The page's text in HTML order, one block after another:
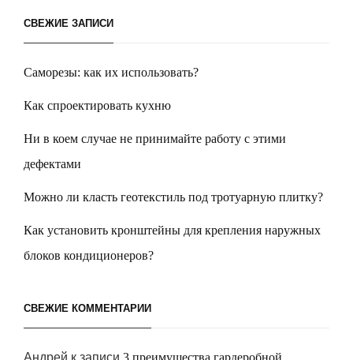
СВЕЖИЕ ЗАПИСИ
Саморезы: как их использовать?
Как спроектировать кухню
Ни в коем случае не принимайте работу с этими
дефектами
Можно ли класть геотекстиль под тротуарную плитку?
Как установить кронштейны для крепления наружных
блоков кондиционеров?
СВЕЖИЕ КОММЕНТАРИИ
Андрей к записи 3 преимущества гардеробной